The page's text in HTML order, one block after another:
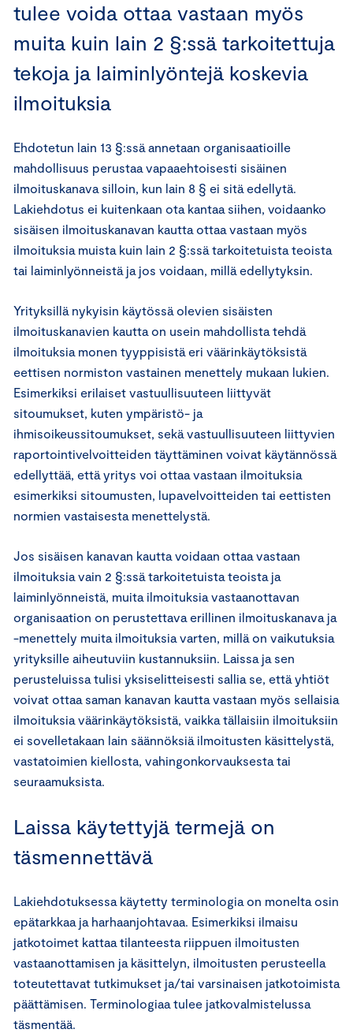
tulee voida ottaa vastaan myös
muita kuin lain 2 §:ssä tarkoitettuja
tekoja ja laiminlyöntejä koskevia
ilmoituksia
Ehdotetun lain 13 §:ssä annetaan organisaatioille
mahdollisuus perustaa vapaaehtoisesti sisäinen
ilmoituskanava silloin, kun lain 8 § ei sitä edellytä.
Lakiehdotus ei kuitenkaan ota kantaa siihen, voidaanko
sisäisen ilmoituskanavan kautta ottaa vastaan myös
ilmoituksia muista kuin lain 2 §:ssä tarkoitetuista teoista
tai laiminlyönneistä ja jos voidaan, millä edellytyksin.
Yrityksillä nykyisin käytössä olevien sisäisten
ilmoituskanavien kautta on usein mahdollista tehdä
ilmoituksia monen tyyppisistä eri väärinkäytöksistä
eettisen normiston vastainen menettely mukaan lukien.
Esimerkiksi erilaiset vastuullisuuteen liittyvät
sitoumukset, kuten ympäristö- ja
ihmisoikeussitoumukset, sekä vastuullisuuteen liittyvien
raportointivelvoitteiden täyttäminen voivat käytännössä
edellyttää, että yritys voi ottaa vastaan ilmoituksia
esimerkiksi sitoumusten, lupavelvoitteiden tai eettisten
normien vastaisesta menettelystä.
Jos sisäisen kanavan kautta voidaan ottaa vastaan
ilmoituksia vain 2 §:ssä tarkoitetuista teoista ja
laiminlyönneistä, muita ilmoituksia vastaanottavan
organisaation on perustettava erillinen ilmoituskanava ja
-menettely muita ilmoituksia varten, millä on vaikutuksia
yrityksille aiheutuviin kustannuksiin. Laissa ja sen
perusteluissa tulisi yksiselitteisesti sallia se, että yhtiöt
voivat ottaa saman kanavan kautta vastaan myös sellaisia
ilmoituksia väärinkäytöksistä, vaikka tällaisiin ilmoituksiin
ei sovelletakaan lain säännöksiä ilmoitusten käsittelystä,
vastatoimien kiellosta, vahingonkorvauksesta tai
seuraamuksista.
Laissa käytettyjä termejä on
täsmennettävä
Lakiehdotuksessa käytetty terminologia on monelta osin
epätarkkaa ja harhaanjohtavaa. Esimerkiksi ilmaisu
jatkotoimet kattaa tilanteesta riippuen ilmoitusten
vastaanottamisen ja käsittelyn, ilmoitusten perusteella
toteutettavat tutkimukset ja/tai varsinaisen jatkotoimista
päättämisen. Terminologiaa tulee jatkovalmistelussa
täsmentää.